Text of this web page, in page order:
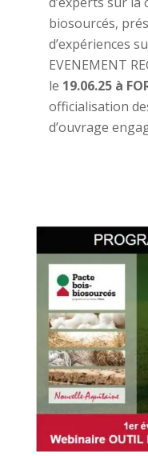
biosourcés,
d’expériences
EVENEMENT
le 19.06.25 à
officialisation
d’ouvrage